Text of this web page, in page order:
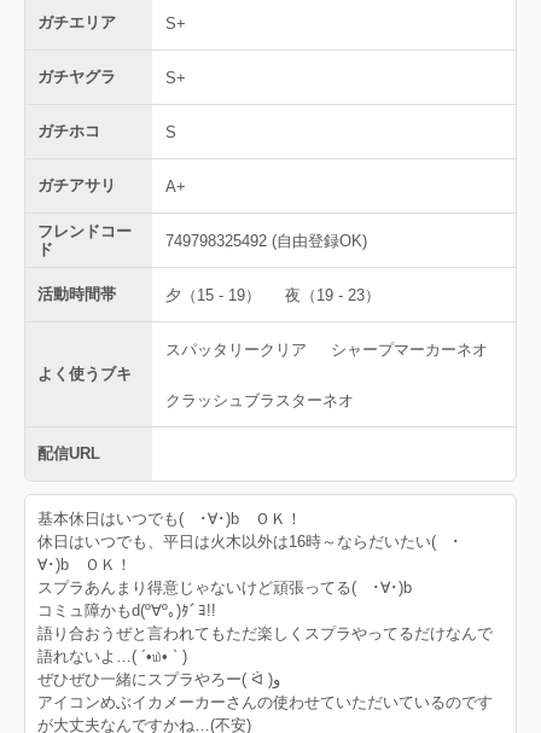
ガチエリア S+
ガチヤグラ S+
ガチホコ S
ガチアサリ A+
フレンドコー
ド
749798325492 (自由登録OK)
活動時間帯 夕（15 - 19） 夜（19 - 23）
よく使うブキ
スパッタリークリア シャープマーカーネオ
クラッシュブラスターネオ
配信URL
基本休日はいつでも( ･∀･)b ＯＫ！
休日はいつでも、平日は火木以外は16時～ならだいたい( ･
∀･)b ＯＫ！
スプラあんまり得意じゃないけど頑張ってる( ･∀･)b
コミュ障かもd(º∀º｡)ﾀﾞﾖ!!
語り合おうぜと言われてもただ楽しくスプラやってるだけなんで
語れないよ…( ´•௰• ` )
ぜひぜひ一緒にスプラやろー( ᐛ )و
アイコンめぶイカメーカーさんの使わせていただいているのです
が大丈夫なんですかね…(不安)